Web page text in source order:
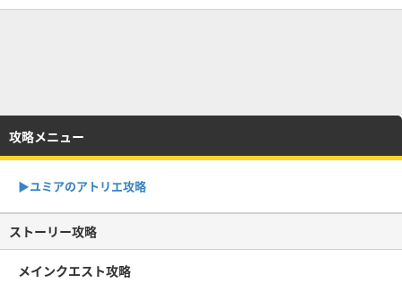
攻略メニュー
▶︎ユミアのアトリエ攻略
ストーリー攻略
メインクエスト攻略